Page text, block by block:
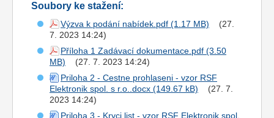
Soubory ke stažení:
Výzva k podání nabídek.pdf
(27.
7. 2023 14:24)
Příloha 1 Zadávací dokumentace.pdf
(27. 7. 2023 14:24)
Priloha 2 - Cestne prohlaseni - vzor RSF
Elektronik spol. s r.o..docx
(27. 7.
2023 14:24)
Priloha 3 - Kryci list - vzor RSF Elektronik spol.